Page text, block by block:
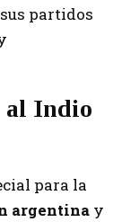
partidos
al Indio
para la
argentina y